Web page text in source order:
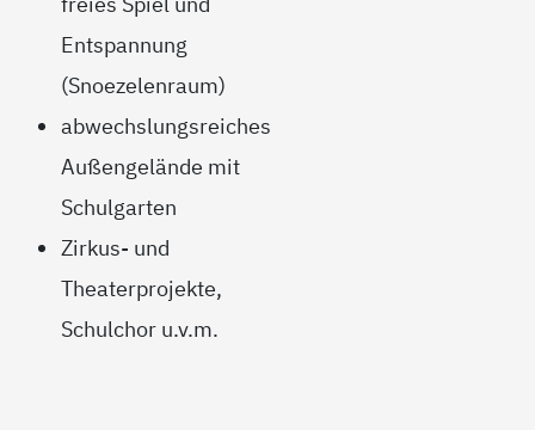
Entspannung
(Snoezelenraum)
abwechslungsreiches
Außengelände mit
Schulgarten
Zirkus- und
Theaterprojekte,
Schulchor u.v.m.